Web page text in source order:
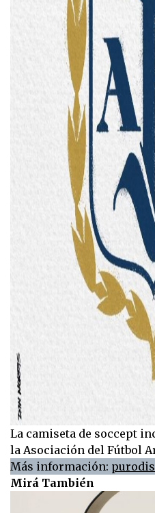
La camiseta de soccept
la Asociación del Fútbol
Más información:
Mirá También